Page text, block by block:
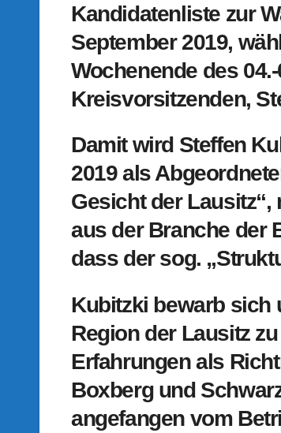
Kandidatenliste zur
September 2019,
Wochenende des
Kreisvorsitzenden,
Damit wird Steffen
2019 als
Gesicht der
aus der Branche der
dass der sog.
Kubitzki bewarb sich
Region der Lausitz
Erfahrungen als
Boxberg und
angefangen vom